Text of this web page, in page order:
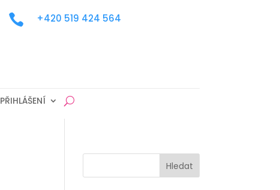
 +420 519 424 564
PŘIHLÁŠENÍ
Hledat